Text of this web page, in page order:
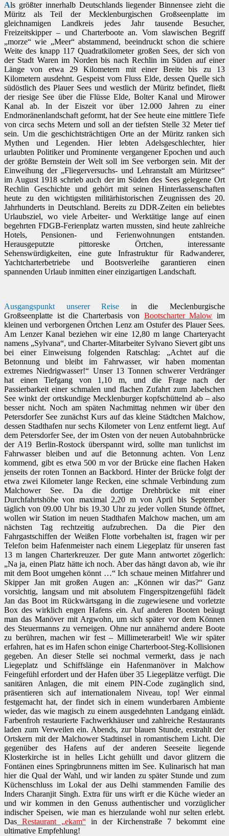
Als größter innerhalb Deutschlands liegenderBinnensee zieht die
Müritz als Teil der Mecklenburgischen Großseenplatte im
gleichnamigen Landkreis jedes Jahr tausende Besucher,
Freizeitskipper – und Charterboote an. Vom slawischen Begriff
„morze“ wie „Meer“ abstammend, beeindruckt schon die schiere
Weite des knapp 117 Quadratkilometer großen Sees, der sich von
der Stadt Waren im Norden bis nach Rechlin im Süden auf einer
Länge von etwa 29 Kilometern mit einer Breite bis zu 13
Kilometern ausdehnt. Gespeist vom Fluss Elde, dessen Quelle sich
südöstlich des Plauer Sees und westlich der Müritz befindet, fließt
der riesige See über die Flüsse Elde, Bolter Kanal und Mirower
Kanal ab. In der Eiszeit vor über 12.000 Jahren zu einer
Endmoränenlandschaft geformt, hat der See heute eine mittlere Tiefe
von circa sechs Metern und soll an der tiefsten Stelle 32 Meter tief
sein. Um die geschichtsträchtigen Orte an der Müritz ranken sich
Mythen und Legenden. Hier lebten Adelsgeschlechter, hier
urlaubten Politiker und Prominente vergangener Epochen und auch
der größte Bernstein der Welt soll im See verborgen sein. Mit der
Einweihung der „Fliegerversuchs- und Lehranstalt am Müritzsee“
im August 1918 schrieb auch der im Süden des Sees gelegene Ort
Rechlin Geschichte und gehört mit seinen Hinterlassenschaften
heute zu den wichtigsten militärhistorischen Zeugnissen des 20.
Jahrhunderts in Deutschland. Bereits zu DDR-Zeiten ein beliebtes
Urlaubsziel, wo viele Arbeiter- und Werktätige lange auf einen
begehrten FDGB-Ferienplatz warten mussten, sind heute zahlreiche
Hotels, Pensionen- und Ferienwohnungen entstanden.
Herausgeputzte pittoreske Örtchen, interessante
Sehenswürdigkeiten, eine gute Infrastruktur für Radwanderer,
Yachtcharterbetriebe und Bootsverleihe garantieren einen
spannenden Urlaub inmitten einer einzigartigen Landschaft.
Ausgangspunkt unserer Reise in die Meclenburgische
Großseenplatte ist die Charterbasis von Bootscharter Malow im
kleinen und verborgenen Örtchen Lenz am Ostufer des Plauer Sees.
Am Lenzer Kanal beziehen wir eine 12,80 m lange Charteryacht
namens „Sylvana“, und Charter-Mitarbeiter Sylvano Sievert gibt uns
bei einer Einweisung folgenden Ratschlag: „Achtet auf die
Betonnung und bleibt im Fahrwasser, wir haben momentan
extremes Niedrigwasser!“ Unser 13 Tonnen schwerer Verdränger
hat einen Tiefgang von 1,10 m, und die Frage nach der
Passierbarkeit einer schmalen und flachen Zufahrt zum Jabelschen
See winkt der ortskundige Mecklenburger kopfschüttelnd ab – also
besser nicht. Noch am späten Nachmittag nehmen wir über den
Petersdorfer See zunächst Kurs auf das kleine Städtchen Malchow,
dessen Stadthafen nur sechs Kilometer von Lenz entfernt liegt. Auf
dem Petersdorfer See, der im Osten von der neuen Autobahnbrücke
der A19 Berlin-Rostock überspannt wird, sollte man tunlichst im
Fahrwasser bleiben und auf die Betonnung achten. Von Lenz
kommend, gibt es etwa 500 m vor der Brücke eine flachen Haken
jenseits der roten Tonnen an Backbord. Hinter der Brücke folgt der
etwa zwei Kilometer lange Recken, eine schmale Verbindung zum
Malchower See. Da die dortige Drehbrücke mit einer
Durchfahrtshöhe von maximal 2,20 m von April bis September
täglich von 09.00 Uhr bis 19.30 Uhr zu jeder vollen Stunde öffnet,
wollen wir Station im neuen Stadthafen Malchow machen, um am
nächsten Tag rechtzeitig aufzubrechen. Da die Pier den
Fahrgastschiffen der Weißen Flotte vorbehalten ist, fragen wir per
Telefon beim Hafenmeister nach einem Liegeplatz für unseren fast
13 m langen Charterkreuzer. Der gute Mann antwortet zögerlich:
„Na ja, einen Platz hätte ich noch. Aber das hängt davon ab, wie ihr
mit dem Boot umgehen könnt …“ Ich schaue meinen Mitfahrer und
Skipper Jan mit großen Augen an: „Können wir das?“ Ganz
vorsichtig, langsam und mit absolutem Fingerspitzengefühl fädelt
Jan das Boot im Rückwärtsgang in die zugewiesene und vorletzte
Box des wirklich engen Hafens ein. Auf anderen Booten beäugt
man das Manöver mit Argwohn, um sich später vor dem Können
des Steuermanns zu verneigen. Ohne nur annähernd andere Boote
zu berühren, machen wir fest – Millimeterarbeit! Wie wir später
erfahren, hat es im Hafen schon einige Charterboot-Steg-Kollisionen
gegeben. An dieser Stelle sei nochmal vermerkt, dass je nach
Liegeplatz und Schiffslänge ein Hafenmanöver in Malchow
Feingefühl erfordert und der Hafen über 35 Liegeplätze verfügt. Die
sanitären Anlagen, die mit einem PIN-Code zugänglich sind,
präsentieren sich auf internationalem Niveau, top! Wer einmal
festgemacht hat, der findet sich in einem wunderbaren Ambiente
wieder, das wie magisch zu einem ausgedehnten Landgang einlädt.
Farbenfroh restaurierte Fachwerkhäuser und zahlreiche Restaurants
laden zum Verweilen ein. Abends, zur blauen Stunde, erstrahlt der
Ortskern mit der Malchower Stadtinsel in romantischem Licht. Die
gegenüber des Hafens auf der anderen Seeseite liegende
Klosterkirche ist in helles Licht gehüllt und davor glitzern die
Fontänen eines Springbrunnens mitten im See. Kulinarisch hat man
hier die Qual der Wahl, und wir landen zu später Stunde und zum
Küchenschluss im Lokal der aus Delhi stammenden Familie des
Inders Charanjit Singh. Extra für uns wirft er die Küche wieder an
und wir kommen in den Genuss authentischer und vorzüglicher
indischer Speisen, wie man es hierzulande wohl nur selten erlebt.
Das Restaurant „ekam“in der Kirchenstraße 7 bekommt eine
ultimative Empfehlung!